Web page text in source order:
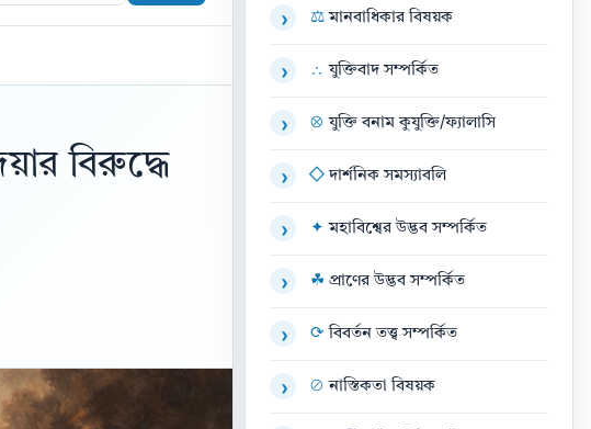
বিরুদ্ধে
› ⚖ মানবাধিকার বিষয়ক
› ∴ যুক্তিবাদ সম্পর্কিত
› ⊗ যুক্তি বনাম কুযুক্তি/ফ্যালাসি
› ◇ দার্শনিক সমস্যাবলি
› ✦ মহাবিশ্বের উদ্ভব সম্পর্কিত
› ☘ প্রাণের উদ্ভব সম্পর্কিত
› ⟳ বিবর্তন তত্ত্ব সম্পর্কিত
› ⊘ নাস্তিকতা বিষয়ক